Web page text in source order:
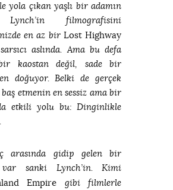
yola çıkan yaşlı bir adamın
Lynch’in filmografisini
en az bir Lost Highway
aslında. Ama bu defa
bir kaostan değil, sade bir
doğuyor. Belki de gerçek
etmenin en sessiz ama bir
etkili yolu bu: Dinginlikle
arasında gidip gelen bir
var sanki Lynch’in. Kimi
Empire gibi filmlerle